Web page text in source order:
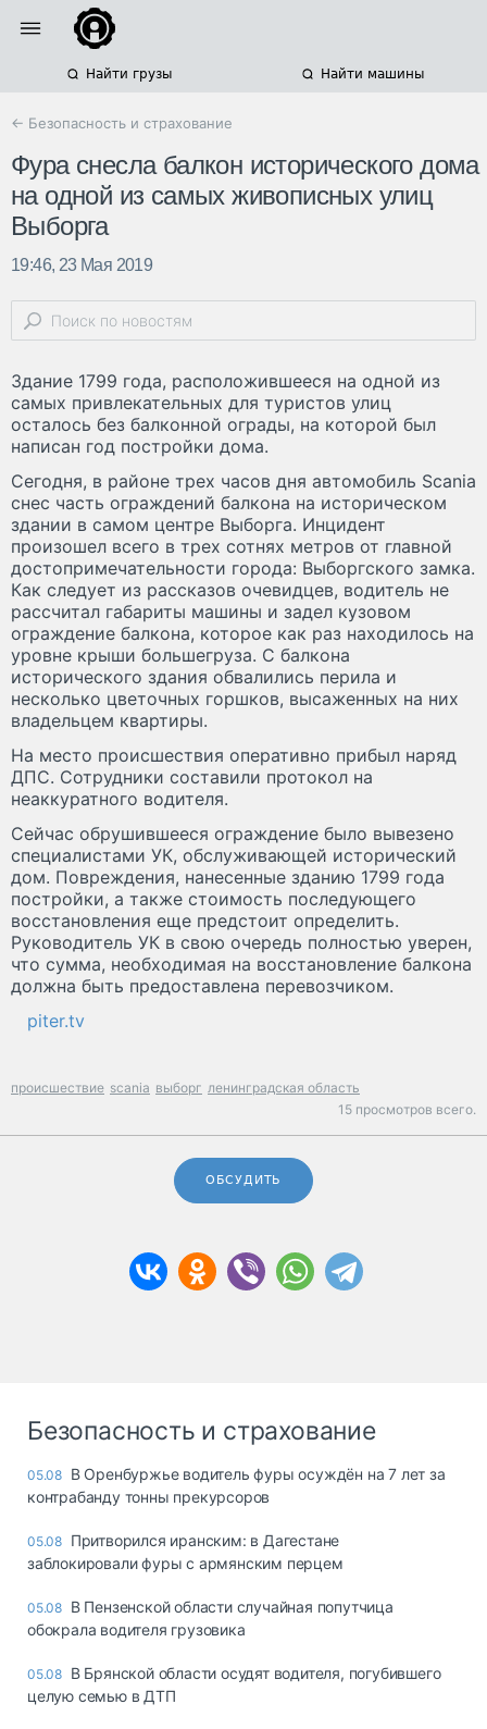
Найти грузы Найти машины
← Безопасность и страхование
Фура снесла балкон исторического дома
на одной из самых живописных улиц
Выборга
19:46, 23 Мая 2019
Здание 1799 года, расположившееся на одной из
самых привлекательных для туристов улиц
осталось без балконной ограды, на которой был
написан год постройки дома.
Сегодня, в районе трех часов дня автомобиль Scania
снес часть ограждений балкона на историческом
здании в самом центре Выборга. Инцидент
произошел всего в трех сотнях метров от главной
достопримечательности города: Выборгского замка.
Как следует из рассказов очевидцев, водитель не
рассчитал габариты машины и задел кузовом
ограждение балкона, которое как раз находилось на
уровне крыши большегруза. С балкона
исторического здания обвалились перила и
несколько цветочных горшков, высаженных на них
владельцем квартиры.
На место происшествия оперативно прибыл наряд
ДПС. Сотрудники составили протокол на
неаккуратного водителя.
Сейчас обрушившееся ограждение было вывезено
специалистами УК, обслуживающей исторический
дом. Повреждения, нанесенные зданию 1799 года
постройки, а также стоимость последующего
восстановления еще предстоит определить.
Руководитель УК в свою очередь полностью уверен,
что сумма, необходимая на восстановление балкона
должна быть предоставлена перевозчиком.
piter.tv
происшествие scania выборг ленинградская область
15 просмотров всего.
ОБСУДИТЬ
Безопасность и страхование
05.08 В Оренбуржье водитель фуры осуждён на 7 лет за
контрабанду тонны прекурсоров
05.08 Притворился иранским: в Дагестане
заблокировали фуры с армянским перцем
05.08 В Пензенской области случайная попутчица
обокрала водителя грузовика
05.08 В Брянской области осудят водителя, погубившего
целую семью в ДТП